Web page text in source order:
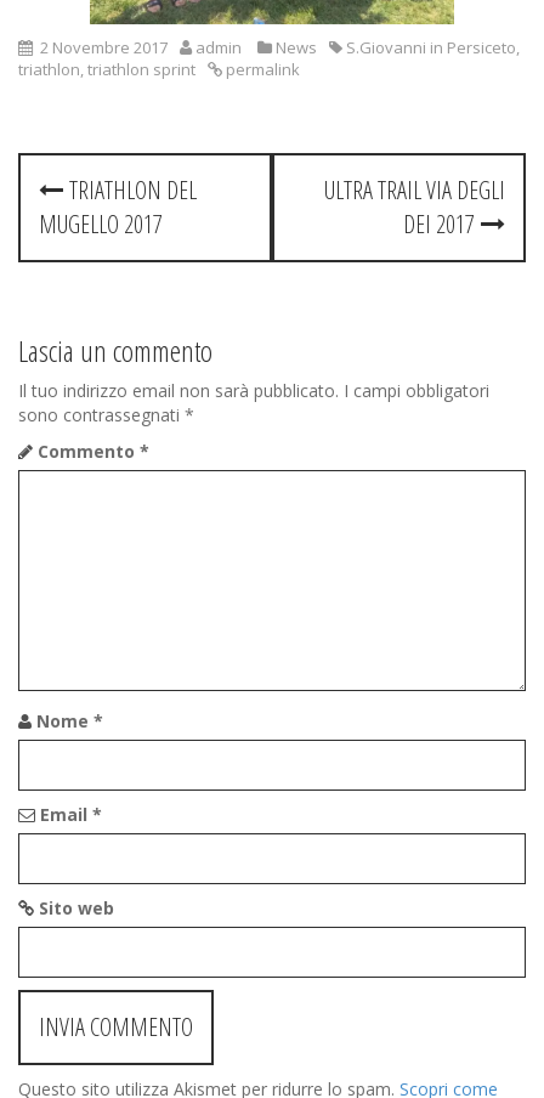
2 Novembre 2017 admin News S.Giovanni in Persiceto,
triathlon,triathlon sprint permalink
Post
navigation
TRIATHLON DEL
MUGELLO 2017
ULTRA TRAIL VIA DEGLI
DEI 2017
Lascia un commento
Il tuo indirizzo email non sarà pubblicato. I campi obbligatori
sono contrassegnati *
Commento *
Nome *
Email *
Sito web
Questo sito utilizza Akismet per ridurre lo spam. Scopri come